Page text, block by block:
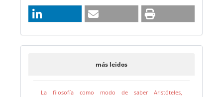
más leidos
La filosofía como modo de saber Aristóteles,